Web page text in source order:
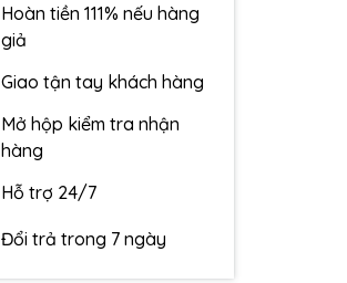
Hoàn tiền 111% nếu hàng
giả
Giao tận tay khách hàng
Mở hộp kiểm tra nhận
hàng
Hỗ trợ 24/7
Đổi trả trong 7 ngày